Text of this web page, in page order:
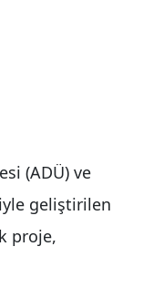
(ADÜ) ve
geliştirilen
proje,